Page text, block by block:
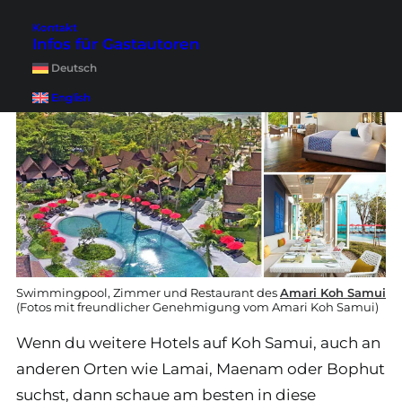
Kontakt
Infos für Gastautoren
Deutsch
English
einen angenehmen Schlaf.
Swimmingpool, Zimmer und Restaurant desAmari Koh Samui
(Fotos mit freundlicher Genehmigung vom Amari Koh Samui)
Wenn du weitere Hotels auf Koh Samui, auch an
anderen Orten wie Lamai, Maenam oder Bophut
suchst, dann schaue am besten in diese